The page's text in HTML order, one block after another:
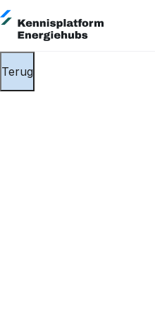
Terug